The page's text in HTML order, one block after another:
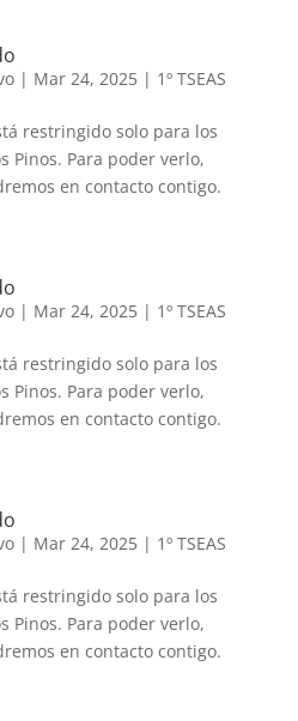
| Mar 24, 2025| 1º TSEAS
restringido solo para los
Pinos. Para poder verlo,
en contacto contigo.
| Mar 24, 2025| 1º TSEAS
restringido solo para los
Pinos. Para poder verlo,
en contacto contigo.
| Mar 24, 2025| 1º TSEAS
restringido solo para los
Pinos. Para poder verlo,
en contacto contigo.